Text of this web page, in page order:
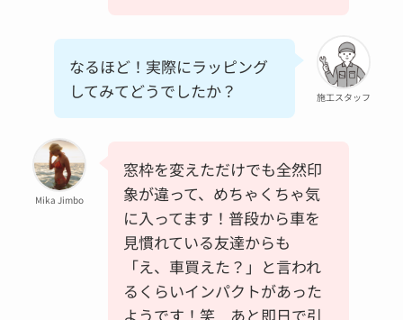
施工スタッフ
なるほど！実際にラッピング
してみてどうでしたか？
Mika Jimbo
窓枠を変えただけでも全然印
象が違って、めちゃくちゃ気
に入ってます！普段から車を
見慣れている友達からも
「え、車買えた？」と言われ
るくらいインパクトがあった
ようです！笑 あと即日で引